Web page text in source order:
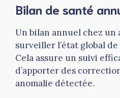
Bilan de santé
Un bilan annuel chez un
surveiller l’état global de
Cela assure un suivi
d’apporter des
anomalie détectée.